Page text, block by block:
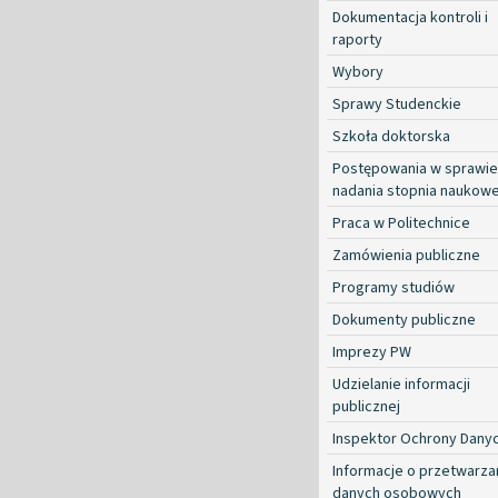
Dokumentacja kontroli i
raporty
Wybory
Sprawy Studenckie
Szkoła doktorska
Postępowania w sprawie
nadania stopnia
Praca w Politechnice
Zamówienia publiczne
Programy studiów
Dokumenty publiczne
Imprezy PW
Udzielanie informacji
publicznej
Inspektor Ochrony
Informacje o
danych osobowych